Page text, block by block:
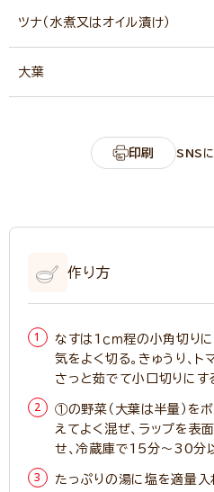
ツナ（水煮又はオイル漬け）
大葉
印刷 SNSに
作り方
なすは1ｃｍ程の小角切り
気をよく切る。きゅうり、ト
さっと茹でて小口切りにす
①の野菜（大葉は半量）を
えてよく混ぜ、ラップを表
せ、冷蔵庫で15分～30分
たっぷりの湯に塩を適量入